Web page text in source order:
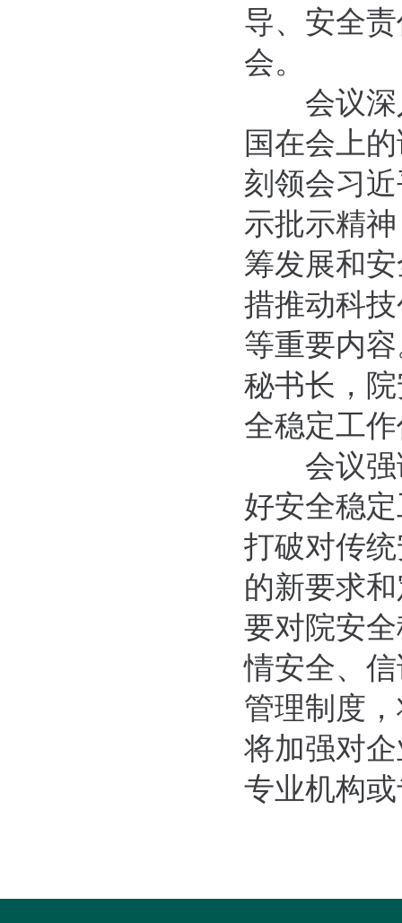
导、安全
会。
会议
国在会上
刻领会习
示批示精
筹发展和
措推动科
等重要内
秘书长，
全稳定工
会议
好安全稳
打破对传
的新要求
要对院安
情安全、
管理制度
将加强对
专业机构